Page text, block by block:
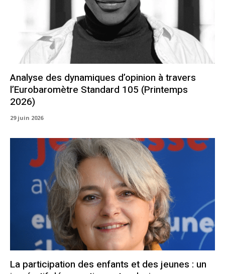
Analyse des dynamiques d’opinion à travers
l’Eurobaromètre Standard 105 (Printemps
2026)
29 juin 2026
La participation des enfants et des jeunes : un